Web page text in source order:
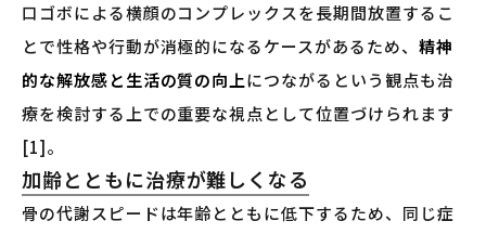
口ゴボによる横顔のコンプレックスを長期間放置するこ
とで性格や行動が消極的になるケースがあるため、 精神
的な解放感と生活の質の向上につながるという観点も治
療を検討する上での重要な視点として位置づけられます
[1]。
加齢とともに治療が難しくなる
骨の代謝スピードは年齢とともに低下するため、同じ症